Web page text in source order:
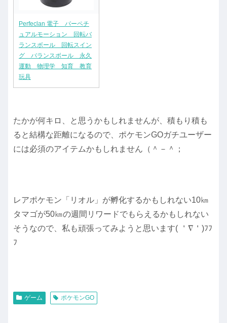
Perfeclan 電子 パーペチ
ュアルモーション 回転バ
ランスボール 回転スイン
グ バランスボール 永久
運動 物理学 知育 教育
玩具
たかが何キロ、と思うかもしれませんが、積もり積も
ると結構な距離になるので、ポケモンGOガチユーザー
には必須のアイテムかもしれません（＾－＾；
レアポケモン「リオル」が孵化するかもしれない10㎞
タマゴが50㎞の週間リワードでもらえるかもしれない
そうなので、私も頑張ってみようと思います( ＇∇＇)ﾌﾌ
ﾌ
ゲーム ポケモンGO